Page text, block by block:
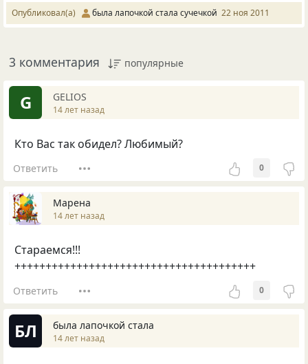
Опубликовал(а) была лапочкой стала сучечкой 22 ноя 2011
3 комментария популярные
G GELIOS
14 лет назад
Кто Вас так обидел? Любимый?
Ответить 0
Марена
14 лет назад
Стараемся!!!
+++++++++++++++++++++++++++++++++++++++
Ответить 0
БЛ была лапочкой стала
14 лет назад